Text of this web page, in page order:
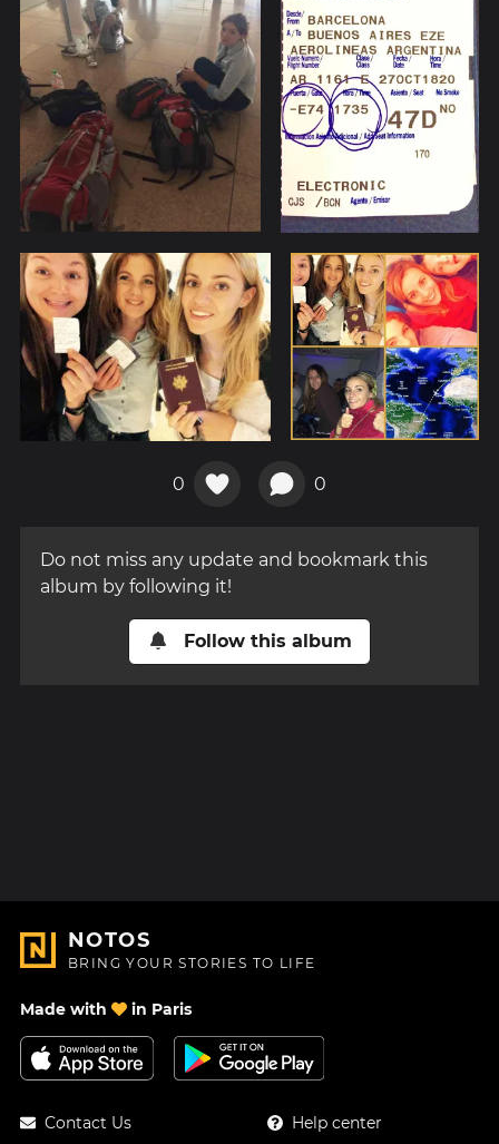
0 0
Do not miss any update and bookmark this
album by following it!
Follow this album
NOTOS
BRING YOUR STORIES TO LIFE
Made with in Paris
Contact Us Help center